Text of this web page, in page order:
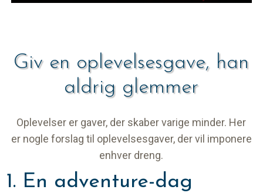
Giv en oplevelsesgave, han
aldrig glemmer
Oplevelser er gaver, der skaber varige minder. Her
er nogle forslag til oplevelsesgaver, der vil imponere
enhver dreng.
1. En adventure-dag